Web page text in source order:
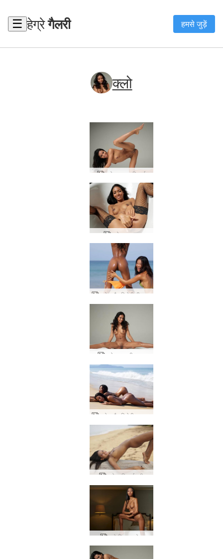
☰ हेग्रेगैलरी हमसे जुड़ें
क्लो
च्लोए अद्भुत एशियाई
च्लोए जलवायु
च्लोए और हिरोमी बीच बेब्स
च्लोए शरारती जुराब
च्लोए एशियाई परी
क्लो मिस लाओस